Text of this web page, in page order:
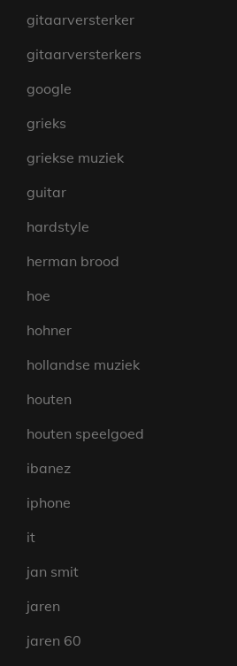
gitaarversterker
gitaarversterkers
google
grieks
griekse muziek
guitar
hardstyle
herman brood
hoe
hohner
hollandse muziek
houten
houten speelgoed
ibanez
iphone
it
jan smit
jaren
jaren 60